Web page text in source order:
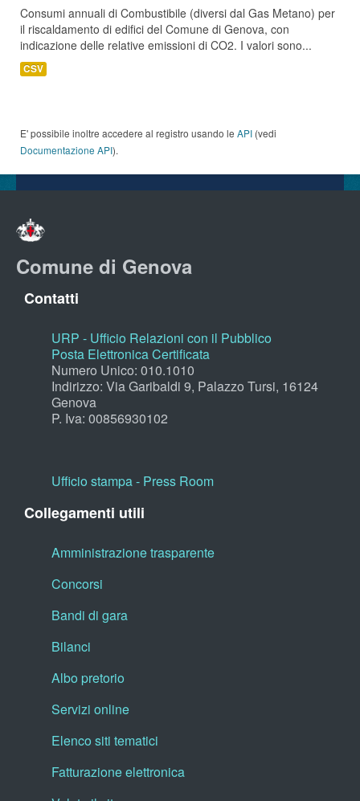
Consumi annuali di Combustibile (diversi dal Gas Metano) per
il riscaldamento di edifici del Comune di Genova, con
indicazione delle relative emissioni di CO2. I valori sono...
CSV
E' possibile inoltre accedere al registro usando le API (vedi
Documentazione API).
Comune di Genova
Contatti
URP - Ufficio Relazioni con il Pubblico
Posta Elettronica Certificata
Numero Unico: 010.1010
Indirizzo: Via Garibaldi 9, Palazzo Tursi, 16124
Genova
P. Iva: 00856930102
Ufficio stampa - Press Room
Collegamenti utili
Amministrazione trasparente
Concorsi
Bandi di gara
Bilanci
Albo pretorio
Servizi online
Elenco siti tematici
Fatturazione elettronica